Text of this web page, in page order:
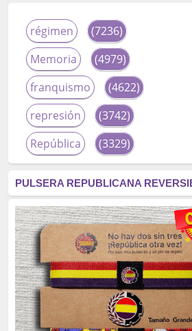
régimen
(7236)
Memoria
(4979)
franquismo
(4622)
represión
(3742)
República
(3329)
fascismo
(2677)
tardofranquismo
(2320)
Actualidad
(2319)
monarquía
(2253)
borbones
(2176)
PULSERA REPUBLICANA